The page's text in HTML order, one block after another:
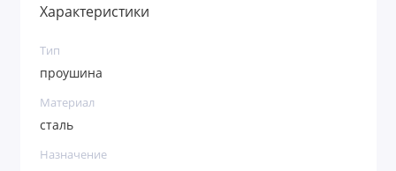
Характеристики
Тип
проушина
Материал
сталь
Назначение